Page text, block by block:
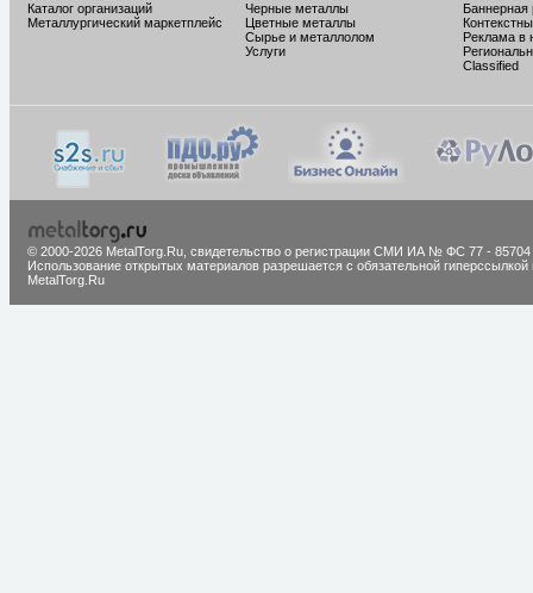
Каталог организаций
Металлургический маркетплейс
Черные металлы
Цветные металлы
Сырье и металлолом
Услуги
Баннерная
Реклама в
Classified
© 2000-2026 MetalTorg.Ru, cвидетельство о регистрации СМИ ИА № ФС 77 - 85704
Использование открытых материалов разрешается с обязательной гиперссылкой
MetalTorg.Ru